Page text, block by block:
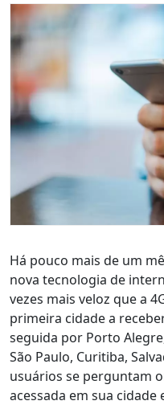
Há pouco mais de um
nova tecnologia de
vezes mais veloz que a
primeira cidade a
seguida por Porto
São Paulo, Curitiba,
usuários se perguntam
acessada em sua cidade